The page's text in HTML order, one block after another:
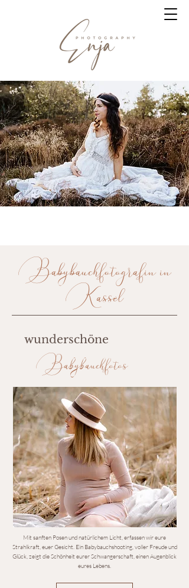
Babybauchfotografin in
Kassel
wunderschöne
Babybauchfotos
Mit sanften Posen und natürlichem Licht, erfassen wir eure
Strahlkraft, euer Gesicht. Ein Babybauchshooting, voller Freude und
Glück, zeigt die Schönheit eurer Schwangerschaft, einen Augenblick
eures Lebens.